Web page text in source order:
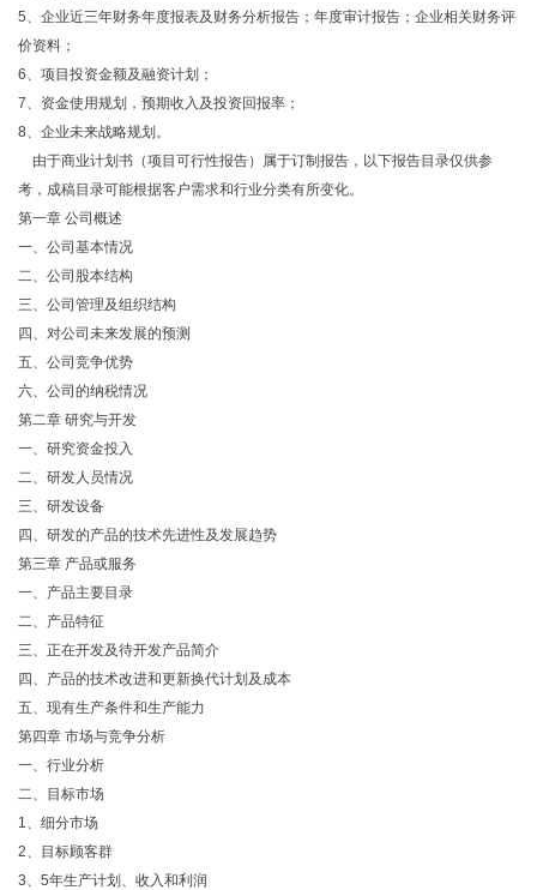
5、企业近三年财务年度报表及财务分析报告；年度审计报告；企业相关财务评
价资料；
6、项目投资金额及融资计划；
7、资金使用规划，预期收入及投资回报率；
8、企业未来战略规划。
由于商业计划书（项目可行性报告）属于订制报告，以下报告目录仅供参
考，成稿目录可能根据客户需求和行业分类有所变化。
第一章 公司概述
一、公司基本情况
二、公司股本结构
三、公司管理及组织结构
四、对公司未来发展的预测
五、公司竞争优势
六、公司的纳税情况
第二章 研究与开发
一、研究资金投入
二、研发人员情况
三、研发设备
四、研发的产品的技术先进性及发展趋势
第三章 产品或服务
一、产品主要目录
二、产品特征
三、正在开发及待开发产品简介
四、产品的技术改进和更新换代计划及成本
五、现有生产条件和生产能力
第四章 市场与竞争分析
一、行业分析
二、目标市场
1、细分市场
2、目标顾客群
3、5年生产计划、收入和利润